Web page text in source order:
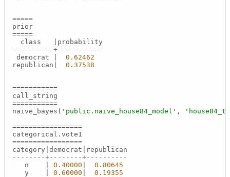
=====
=====
  class
----------+-----------
democrat
0.62462
republican
0.37538
===========
===========
naive_bayes( 'public.naive_house84_model' ,
=================
=================
category democrat
--------+--------+----------
   n
0.40000
0.80645
   y
0.60000 0.19355